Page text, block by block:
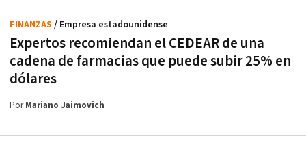
Expertos recomiendan el CEDEAR de una
cadena de farmacias que puede subir 25% en
dólares
FINANZAS / Empresa estadounidense
PorMariano Jaimovich